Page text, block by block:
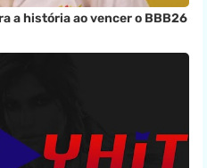
a história ao vencer o BBB26